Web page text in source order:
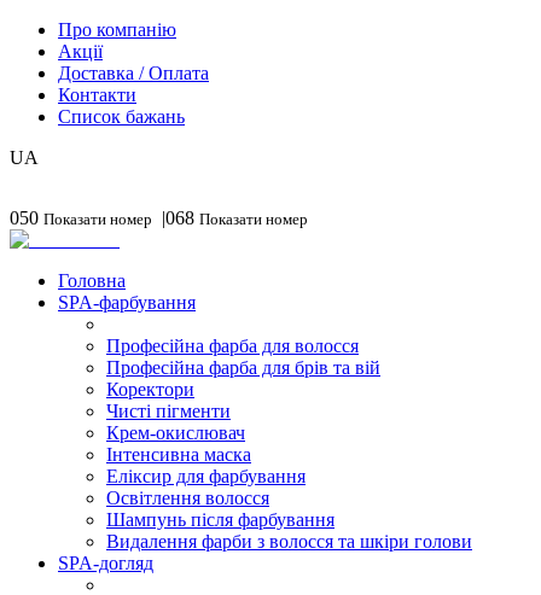
Про компанію
Акції
Доставка / Оплата
Контакти
Список бажань
UA
050 Показати номер |068 Показати номер
Головна
SPA-фарбування
Професійна фарба для волосся
Професійна фарба для брів та вій
Коректори
Чисті пігменти
Крем-окислювач
Інтенсивна маска
Еліксир для фарбування
Освітлення волосся
Шампунь після фарбування
Видалення фарби з волосся та шкіри голови
SPA-догляд